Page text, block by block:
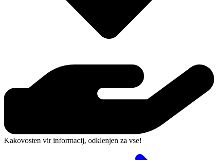
Kakovosten vir informacij, odklenjen za vse!